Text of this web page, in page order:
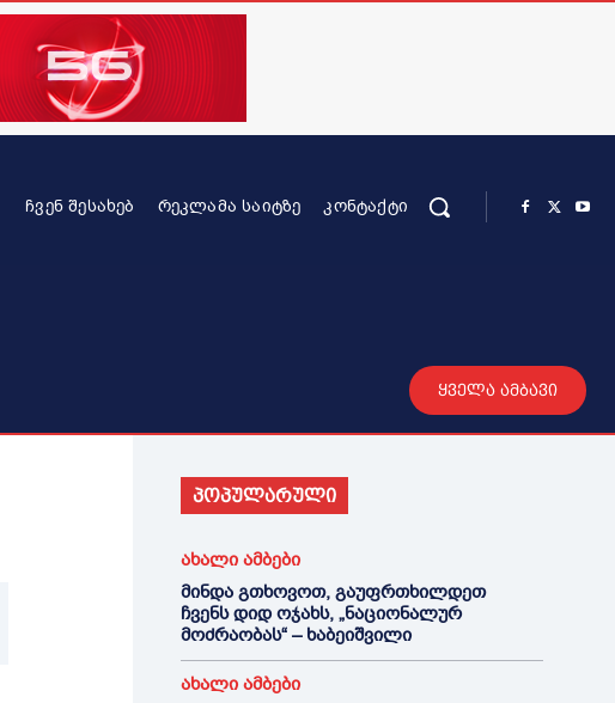
ᲩᲕᲔᲜ ᲨᲔᲡᲐᲮᲔᲑ ᲠᲔᲙᲚᲐᲛᲐ ᲡᲐᲘᲢᲖᲔ ᲙᲝᲜᲢᲐᲥᲢᲘ
ყველა ამბავი
პოპულარული
ახალი ამბები
მინდა გთხოვოთ, გაუფრთხილდეთ
ჩვენს დიდ ოჯახს, „ნაციონალურ
მოძრაობას“ – ხაბეიშვილი
ახალი ამბები